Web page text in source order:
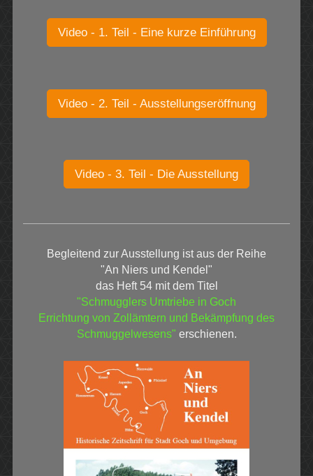
Video - 1. Teil - Eine kurze Einführung
Video - 2. Teil - Ausstellungseröffnung
Video - 3. Teil - Die Ausstellung
Begleitend zur Ausstellung ist aus der Reihe
"An Niers und Kendel"
das Heft 54 mit dem Titel
"Schmugglers Umtriebe in Goch
Errichtung von Zollämtern und Bekämpfung des
Schmuggelwesens" erschienen.